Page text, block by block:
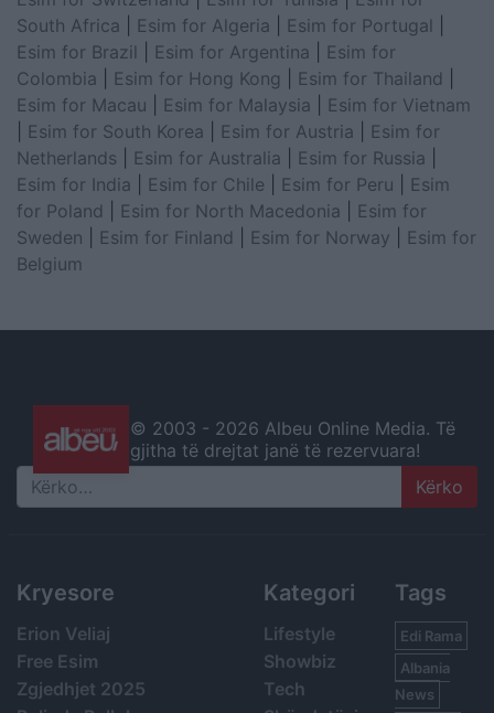
South Africa
Esim for Algeria Esim for Portugal
Esim for Brazil
Esim for Argentina
Esim for
Colombia
Esim for Hong Kong Esim for Thailand
Esim for Macau
Esim for Malaysia
Esim for Vietnam
Esim for South Korea Esim for Austria
Esim for
Netherlands
Esim for Australia Esim for Russia
Esim for India
Esim for Chile Esim for Peru
Esim
for Poland
Esim for North Macedonia
Esim for
Sweden
Esim for Finland Esim for Norway
Esim for
Belgium
© 2003 - 2026 Albeu Online Media. Të
gjitha të drejtat janë të rezervuara!
Search
Kryesore
Erion Veliaj
Free Esim
Zgjedhjet 2025
Kategori
Lifestyle
Showbiz
Tech
Tags
Edi Rama
Albania
News